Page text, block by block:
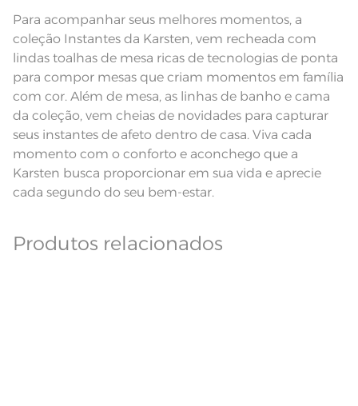
Instruções de Lavagem
Lavação a 60ºC; Proibido alvejar;
Secar em tambor com
temperatura maxima de 60ºC;
Ferro de passar com temperatura
maxima de 150ºC; Proibido lavar a
seco;
Modelo Redonda
Observações
Pode haver pequena variação de
cor, de acordo com a configuração
e modelo do monitor ou do
aparelho celular. Consultar a cor
nas especificações técnicas do
produto.
Linha Nature Jacquard
Dê preferência para secar no varal, à sombra;
Leia atentamente as instruções na etiqueta.
Para acompanhar seus melhores momentos, a
coleção Instantes da Karsten, vem recheada com
lindas toalhas de mesa ricas de tecnologias de ponta
para compor mesas que criam momentos em família
com cor. Além de mesa, as linhas de banho e cama
da coleção, vem cheias de novidades para capturar
seus instantes de afeto dentro de casa. Viva cada
momento com o conforto e aconchego que a
Karsten busca proporcionar em sua vida e aprecie
cada segundo do seu bem-estar.
Produtos relacionados